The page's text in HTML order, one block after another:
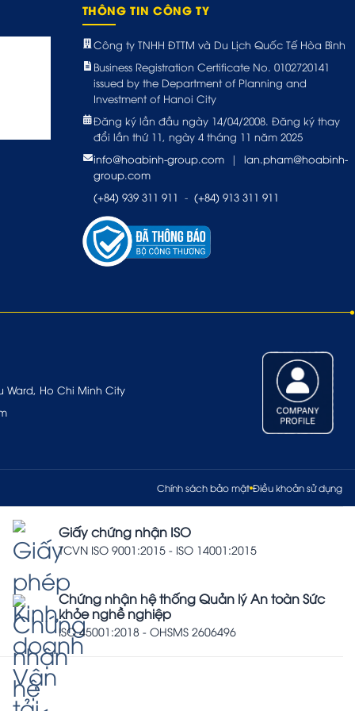
THÔNG TIN CÔNG TY
Công ty TNHH ĐTTM và Du Lịch Quốc Tế Hòa Bình
Business Registration Certificate No. 0102720141
issued by the Department of Planning and
Investment of Hanoi City
Đăng ký lần đầu ngày 14/04/2008. Đăng ký thay
đổi lần thứ 11, ngày 4 tháng 11 năm 2025
info@hoabinh-group.com
|
lan.pham@hoabinh-
group.com
(+84) 939 311 911 - (+84) 913 311 911
Ward, Ho Chi Minh City
Chính sách bảo mật Điều khoản sử dụng
Giấy chứng nhận ISO
TCVN ISO 9001:2015 - ISO 14001:2015
Chứng nhận hệ thống Quản lý An toàn Sức
khỏe nghề nghiệp
ISO 45001:2018 - OHSMS 2606496